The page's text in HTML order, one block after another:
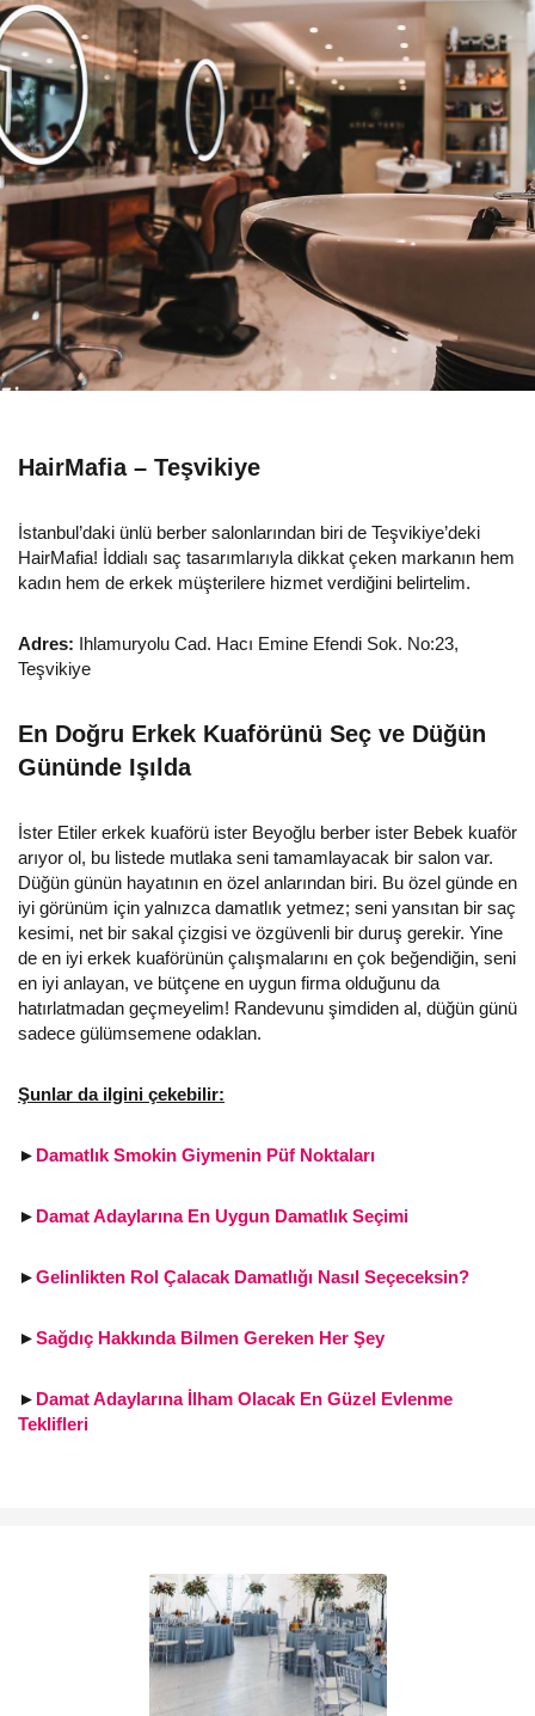
HairMafia – Teşvikiye
İstanbul’daki ünlü berber salonlarından biri de Teşvikiye’deki
HairMafia! İddialı saç tasarımlarıyla dikkat çeken markanın hem
kadın hem de erkek müşterilere hizmet verdiğini belirtelim.
Adres: Ihlamuryolu Cad. Hacı Emine Efendi Sok. No:23,
Teşvikiye
En Doğru Erkek Kuaförünü Seç ve Düğün
Gününde Işılda
İster Etiler erkek kuaförü ister Beyoğlu berber ister Bebek kuaför
arıyor ol, bu listede mutlaka seni tamamlayacak bir salon var.
Düğün günün hayatının en özel anlarından biri. Bu özel günde en
iyi görünüm için yalnızca damatlık yetmez; seni yansıtan bir saç
kesimi, net bir sakal çizgisi ve özgüvenli bir duruş gerekir. Yine
de en iyi erkek kuaförünün çalışmalarını en çok beğendiğin, seni
en iyi anlayan, ve bütçene en uygun firma olduğunu da
hatırlatmadan geçmeyelim! Randevunu şimdiden al, düğün günü
sadece gülümsemene odaklan.
Şunlar da ilgini çekebilir:
► Damatlık Smokin Giymenin Püf Noktaları
► Damat Adaylarına En Uygun Damatlık Seçimi
►Gelinlikten Rol Çalacak Damatlığı Nasıl Seçeceksin?
►Sağdıç Hakkında Bilmen Gereken Her Şey
► Damat Adaylarına İlham Olacak En Güzel Evlenme
Teklifleri